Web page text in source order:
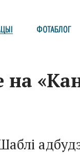
на